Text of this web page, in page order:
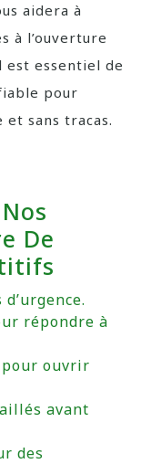
aidera à
à l’ouverture
est essentiel de
pour
sans tracas.
De
répondre à
ouvrir
avant
des